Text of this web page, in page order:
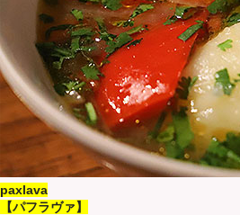
paxlava
【パフラヴァ】